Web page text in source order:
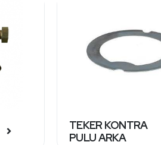
TEKER KONTRA
PULU ARKA